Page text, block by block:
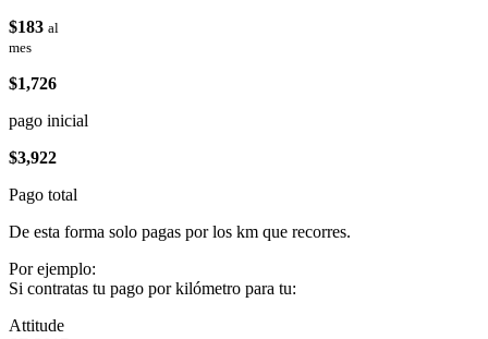
$183 al
mes
$1,726
pago inicial
$3,922
Pago total
De esta forma solo pagas por los km que recorres.
Por ejemplo:
Si contratas tu pago por kilómetro para tu:
Attitude